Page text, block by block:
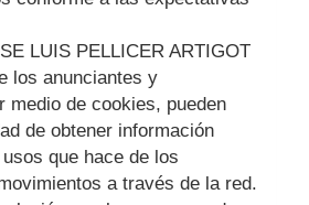
LUIS PELLICER ARTIGOT
los anunciantes y
medio de cookies, pueden
de obtener información
que hace de los
a través de la red.